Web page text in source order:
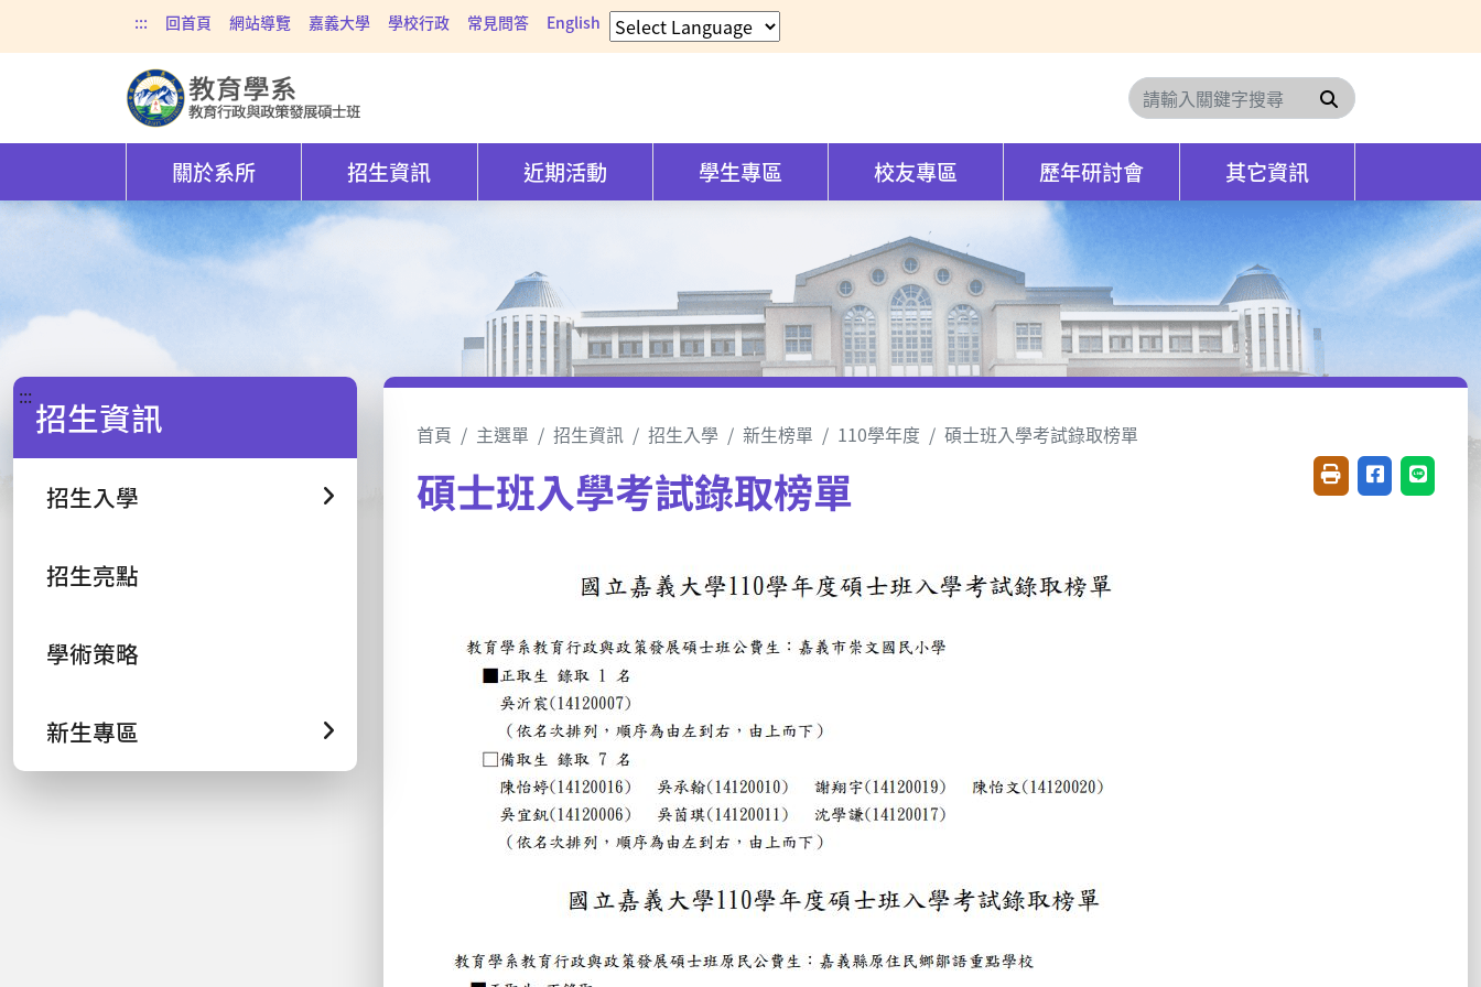
::: 回首頁 網站導覽 嘉義大學 學校行政 常見問答 English
搜尋
關於系所 招生資訊 近期活動 學生專區 校友專區 歷年研討會 其它資訊
::: 招生資訊
招生入學
招生亮點
學術策略
新生專區
首頁 主選單 招生資訊 招生入學 新生榜單 110學年度 碩士班入學考試錄取榜單
碩士班入學考試錄取榜單 友善列印(開新視窗)
分享至臉書(
分享至